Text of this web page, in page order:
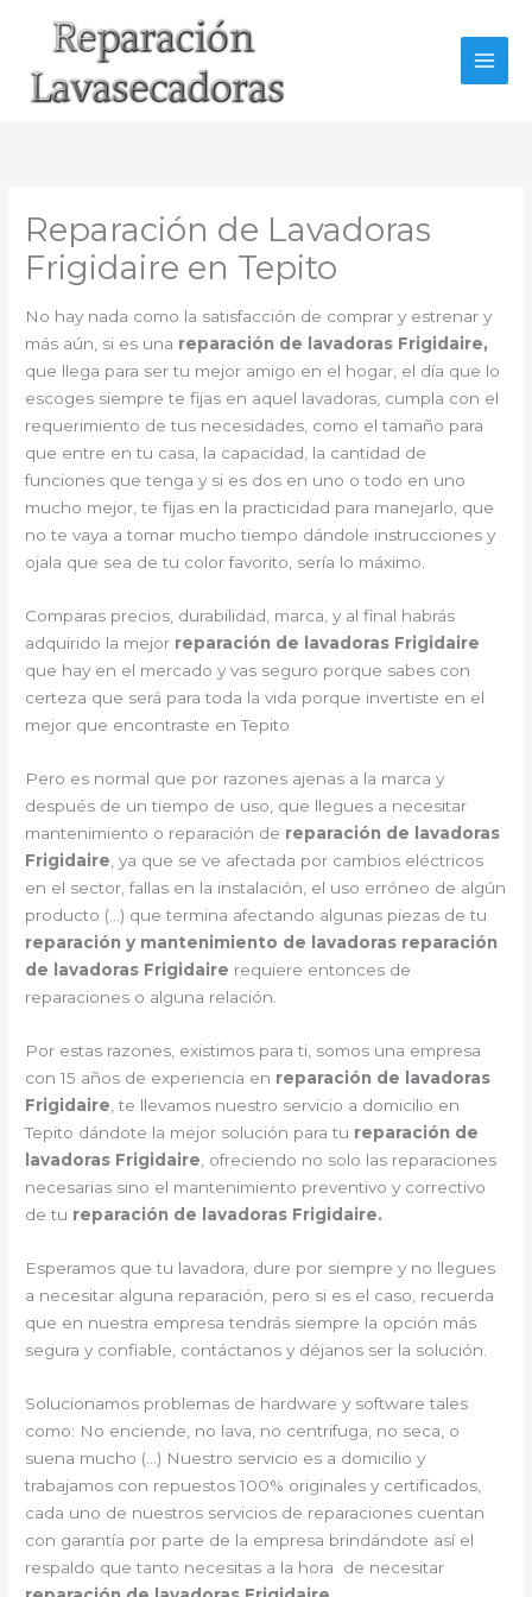
Reparación de Lavadoras
Frigidaire en Tepito
No hay nada como la satisfacción de comprar y estrenar y
más aún, si es una reparación de lavadoras Frigidaire,
que llega para ser tu mejor amigo en el hogar, el día que lo
escoges siempre te fijas en aquel lavadoras, cumpla con el
requerimiento de tus necesidades, como el tamaño para
que entre en tu casa, la capacidad, la cantidad de
funciones que tenga y si es dos en uno o todo en uno
mucho mejor, te fijas en la practicidad para manejarlo, que
no te vaya a tomar mucho tiempo dándole instrucciones y
ojala que sea de tu color favorito, sería lo máximo.
Comparas precios, durabilidad, marca, y al final habrás
adquirido la mejor reparación de lavadoras Frigidaire
que hay en el mercado y vas seguro porque sabes con
certeza que será para toda la vida porque invertiste en el
mejor que encontraste en Tepito
Pero es normal que por razones ajenas a la marca y
después de un tiempo de uso, que llegues a necesitar
mantenimiento o reparación de reparación de lavadoras
Frigidaire , ya que se ve afectada por cambios eléctricos
en el sector, fallas en la instalación, el uso erróneo de algún
producto (…) que termina afectando algunas piezas de tu
reparación y mantenimiento de lavadoras reparación
de lavadoras Frigidaire requiere entonces de
reparaciones o alguna relación.
Por estas razones, existimos para ti, somos una empresa
con 15 años de experiencia en reparación de lavadoras
Frigidaire , te llevamos nuestro servicio a domicilio en
Tepito dándote la mejor solución para tu reparación de
lavadoras Frigidaire , ofreciendo no solo las reparaciones
necesarias sino el mantenimiento preventivo y correctivo
de tu reparación de lavadoras Frigidaire.
Esperamos que tu lavadora, dure por siempre y no llegues
a necesitar alguna reparación, pero si es el caso, recuerda
que en nuestra empresa tendrás siempre la opción más
segura y confiable, contáctanos y déjanos ser la solución.
Solucionamos problemas de hardware y software tales
como: No enciende, no lava, no centrifuga, no seca, o
suena mucho (…) Nuestro servicio es a domicilio y
trabajamos con repuestos 100% originales y certificados,
cada uno de nuestros servicios de reparaciones cuentan
con garantía por parte de la empresa brindándote así el
respaldo que tanto necesitas a la hora de necesitar